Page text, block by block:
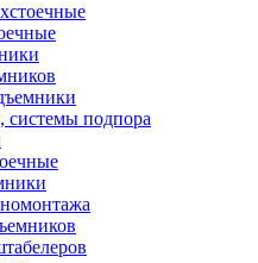
системы подпора